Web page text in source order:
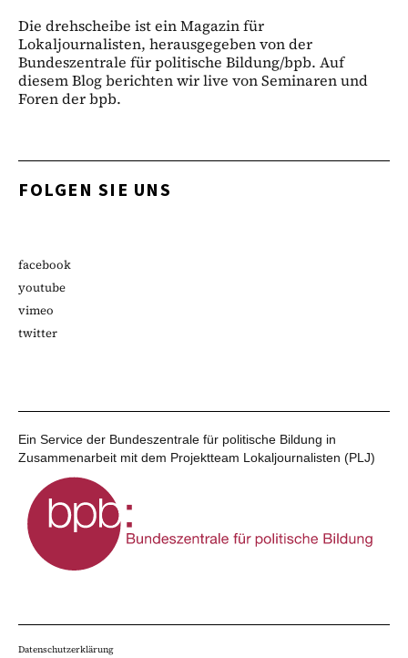
Die drehscheibe ist ein Magazin für
Lokaljournalisten, herausgegeben von der
Bundeszentrale für politische Bildung/bpb. Auf
diesem Blog berichten wir live von Seminaren und
Foren der bpb.
FOLGEN SIE UNS
facebook
youtube
vimeo
twitter
Ein Service der Bundeszentrale für politische Bildung in
Zusammenarbeit mit dem Projektteam Lokaljournalisten (PLJ)
Datenschutzerklärung